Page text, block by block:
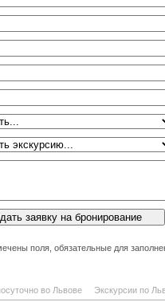
поля, обязательные для
во Львове Экскурсии по